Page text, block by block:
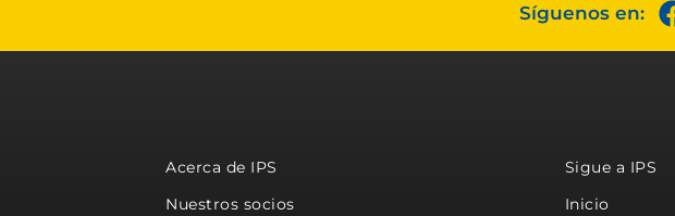
Síguenos en:
Acerca de IPS
Nuestros socios
Sigue a IPS
Inicio